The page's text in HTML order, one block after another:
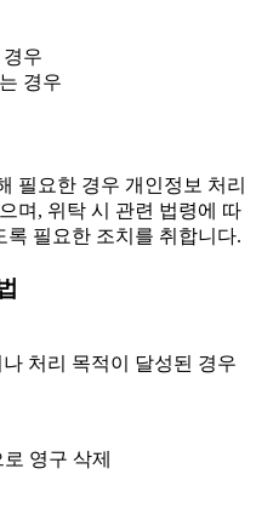
우
경우
필요한 경우 개인정보 처리
며, 위탁 시 관련 법령에 따
필요한 조치를 취합니다.
처리 목적이 달성된 경우
영구 삭제